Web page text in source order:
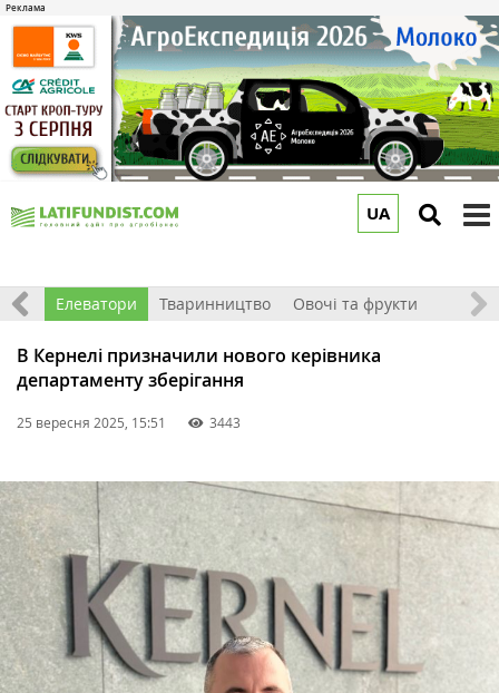
UA
Елеватори Тваринництво Овочі та фрукти
В Кернелі призначили нового керівника
департаменту зберігання
25 вересня 2025, 15:51 3443